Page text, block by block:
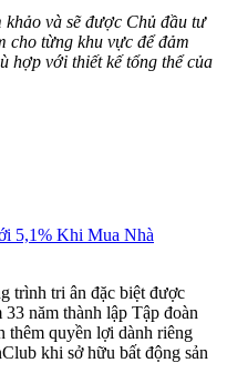
và sẽ được Chủ đầu tư
cho từng khu vực để đảm
hợp với thiết kế tổng thể của
5,1% Khi Mua Nhà
trình tri ân đặc biệt được
năm thành lập Tập đoàn
thêm quyền lợi dành riêng
khi sở hữu bất động sản